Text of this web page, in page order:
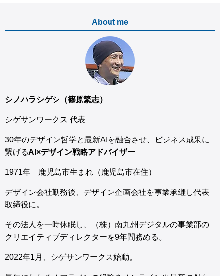
About me
シノハラシゲシ（篠原繁志）
シゲサンワークス 代表
30年のデザイン哲学と最新AIを融合させ、ビジネス成果に
繋げるAI×デザイン戦略アドバイザー
1971年 鹿児島市生まれ（鹿児島市在住）
デザイン会社勤務後、デザイン企画会社を事業承継し代表
取締役に。
その法人を一時休眠し、（株）南九州デジタルの事業部の
クリエイティブディレクターを9年間務める。
2022年1月、シゲサンワークス始動。